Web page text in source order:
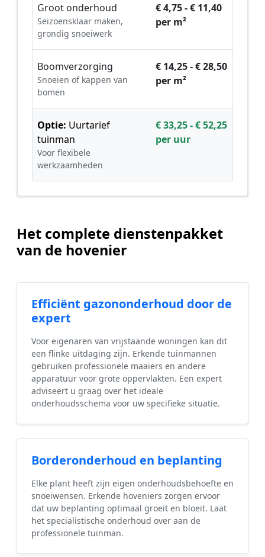
Groot onderhoud
Seizoensklaar maken,
grondig snoeiwerk
€ 4,75 - € 11,40
per m²
Boomverzorging
Snoeien of kappen van
bomen
€ 14,25 - € 28,50
per m²
Optie: Uurtarief
tuinman
Voor flexibele
werkzaamheden
€ 33,25 - € 52,25
per uur
Het complete dienstenpakket
van de hovenier
Efficiënt gazononderhoud door de
expert
Voor eigenaren van vrijstaande woningen kan dit
een flinke uitdaging zijn. Erkende tuinmannen
gebruiken professionele maaiers en andere
apparatuur voor grote oppervlakten. Een expert
adviseert u graag over het ideale
onderhoudsschema voor uw specifieke situatie.
Borderonderhoud en beplanting
Elke plant heeft zijn eigen onderhoudsbehoefte en
snoeiwensen. Erkende hoveniers zorgen ervoor
dat uw beplanting optimaal groeit en bloeit. Laat
het specialistische onderhoud over aan de
professionele tuinman.